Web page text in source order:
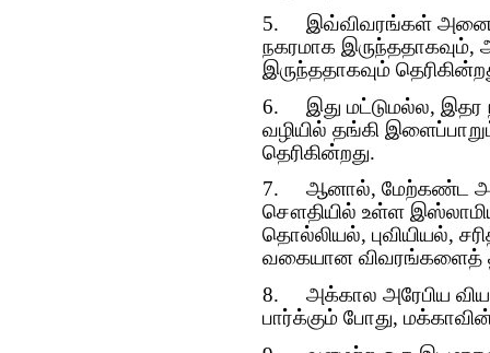
5.
இவ்விவரங்கள்
நகரமாக இருந்ததாகவும்,
இருந்ததாகவும்
6.
இது மட்டுமல்ல, இதர
வழியில் தங்கி
தெரிகின்றது.
7.
ஆனால், மேற்கண்ட
சௌதியில் உள்ள இஸ்லாமிய
தொல்லியல், புவியியல்,
வகையான விவரங்களைத்
8.
அக்கால அரேபிய
பார்க்கும் போது,